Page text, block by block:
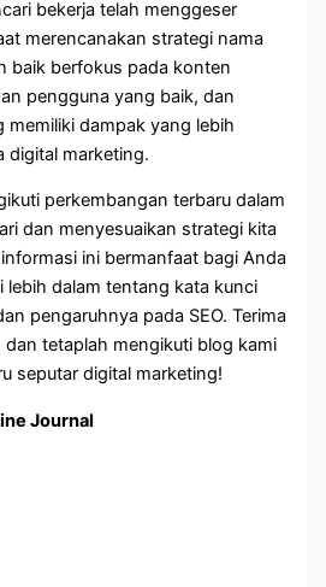
bekerja telah menggeser
merencanakan strategi nama
baik berfokus pada konten
pengguna yang baik, dan
dampak yang lebih
digital marketing.
perkembangan terbaru dalam
dan menyesuaikan strategi kita
ini bermanfaat bagi Anda
lebih dalam tentang kata kunci
pengaruhnya pada SEO. Terima
dan tetaplah mengikuti blog kami
seputar digital marketing!
Journal